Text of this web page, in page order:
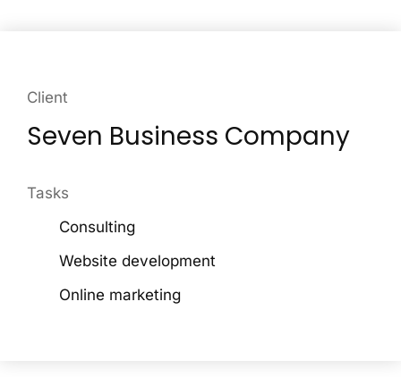
Client
Seven Business Company
Tasks
Consulting
Website development
Online marketing